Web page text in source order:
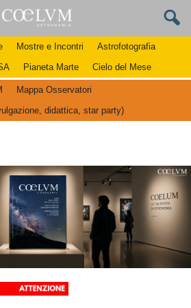
Mostre e Incontri
Astrofotografia
Pianeta Marte Cielo del Mese
Mappa Osservatori
didattica, star party)